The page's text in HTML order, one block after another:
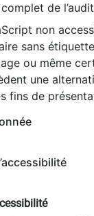
de
non
sans étiquette
ou même
une
fins de